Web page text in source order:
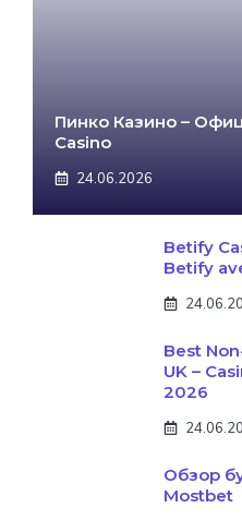
Пинко Казино –
Casino
24.06.2026
Betify
Betify
Best
UK –
2026
Обзор
Mostbet